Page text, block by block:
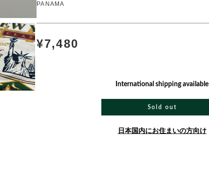
PANAMA
¥7,480
International shipping available
Sold out
日本国内にお住まいの方向け